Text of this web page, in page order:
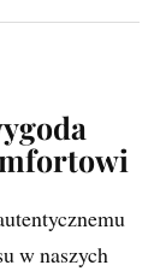
w naszych